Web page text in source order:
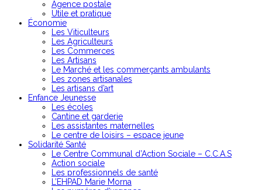
Agence postale
Utile et pratique
Économie
Les Viticulteurs
Les Agriculteurs
Les Commerces
Les Artisans
Le Marché et les commerçants ambulants
Les zones artisanales
Les artisans d’art
Enfance Jeunesse
Les écoles
Cantine et garderie
Les assistantes maternelles
Le centre de loisirs – espace jeune
Solidarité Santé
Le Centre Communal d’Action Sociale – C.C.A.S
Action sociale
Les professionnels de santé
L’EHPAD Marie Morna